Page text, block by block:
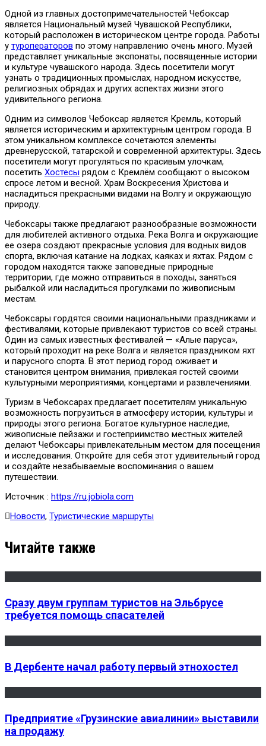
Одной из главных достопримечательностей Чебоксар
является Национальный музей Чувашской Республики,
который расположен в историческом центре города. Работы
у туроператоров по этому направлению очень много. Музей
представляет уникальные экспонаты, посвященные истории
и культуре чувашского народа. Здесь посетители могут
узнать о традиционных промыслах, народном искусстве,
религиозных обрядах и других аспектах жизни этого
удивительного региона.
Одним из символов Чебоксар является Кремль, который
является историческим и архитектурным центром города. В
этом уникальном комплексе сочетаются элементы
древнерусской, татарской и современной архитектуры. Здесь
посетители могут прогуляться по красивым улочкам,
посетить Хостесы рядом с Кремлём сообщают о высоком
спросе летом и весной. Храм Воскресения Христова и
насладиться прекрасными видами на Волгу и окружающую
природу.
Чебоксары также предлагают разнообразные возможности
для любителей активного отдыха. Река Волга и окружающие
ее озера создают прекрасные условия для водных видов
спорта, включая катание на лодках, каяках и яхтах. Рядом с
городом находятся также заповедные природные
территории, где можно отправиться в походы, заняться
рыбалкой или насладиться прогулками по живописным
местам.
Чебоксары гордятся своими национальными праздниками и
фестивалями, которые привлекают туристов со всей страны.
Один из самых известных фестивалей — «Алые паруса»,
который проходит на реке Волга и является праздником яхт
и парусного спорта. В этот период город оживает и
становится центром внимания, привлекая гостей своими
культурными мероприятиями, концертами и развлечениями.
Туризм в Чебоксарах предлагает посетителям уникальную
возможность погрузиться в атмосферу истории, культуры и
природы этого региона. Богатое культурное наследие,
живописные пейзажи и гостеприимство местных жителей
делают Чебоксары привлекательным местом для посещения
и исследования. Откройте для себя этот удивительный город
и создайте незабываемые воспоминания о вашем
путешествии.
Источник : https://ru.jobiola.com
Новости, Туристические маршруты
Читайте также
Сразу двум группам туристов на Эльбрусе
требуется помощь спасателей
В Дербенте начал работу первый этнохостел
Предприятие «Грузинские авиалинии» выставили
на продажу